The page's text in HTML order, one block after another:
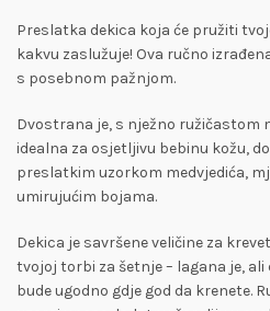
Preslatka dekica koja će pružiti
kakvu zaslužuje! Ova ručno
s posebnom pažnjom.
Dvostrana je, s nježno ružičastom
idealna za osjetljivu bebinu kožu,
preslatkim uzorkom medvjedića,
umirujućim bojama.
Dekica je savršene veličine za
tvojoj torbi za šetnje – lagana je,
bude ugodno gdje god da krenete.